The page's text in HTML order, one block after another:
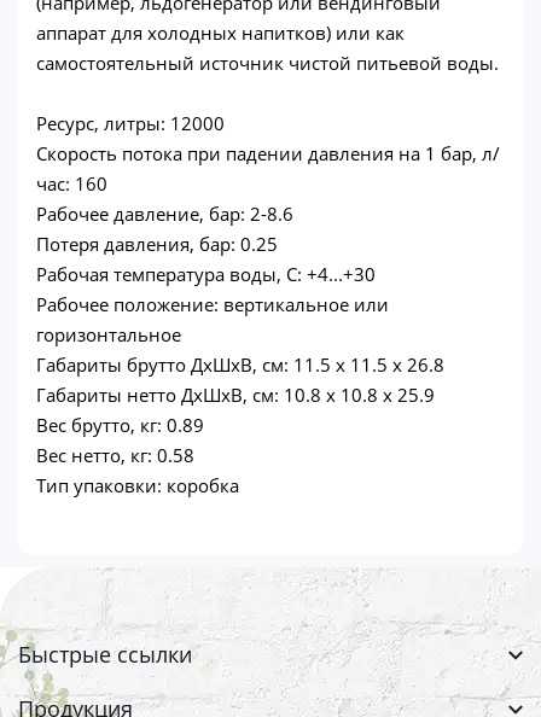
аппарат для холодных напитков) или как
самостоятельный источник чистой питьевой воды.
Ресурс, литры: 12000
Скорость потока при падении давления на 1 бар, л/
час: 160
Рабочее давление, бар: 2-8.6
Потеря давления, бар: 0.25
Рабочая температура воды, С: +4...+30
Рабочее положение: вертикальное или
горизонтальное
Габариты брутто ДхШхВ, см: 11.5 x 11.5 x 26.8
Габариты нетто ДхШхВ, см: 10.8 x 10.8 x 25.9
Вес брутто, кг: 0.89
Вес нетто, кг: 0.58
Тип упаковки: коробка
Быстрые ссылки
Продукция